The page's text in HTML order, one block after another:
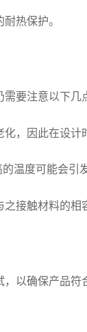
热保护。
要注意以下几
，因此在设计
温度可能会引
接触材料的相
以确保产品